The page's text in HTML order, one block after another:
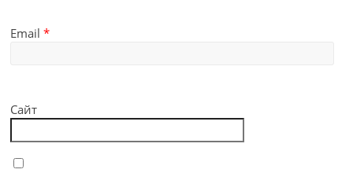
Email*
Сайт